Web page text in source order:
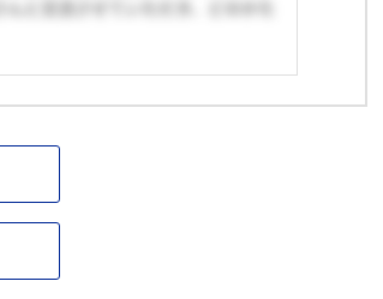
と交流させていただき、どのかた